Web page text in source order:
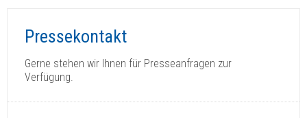
Pressekontakt
Gerne stehen wir Ihnen für Presseanfragen zur
Verfügung.